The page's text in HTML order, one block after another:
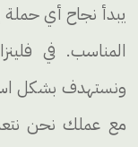
يبدأ نجاح أي حملة
المناسب. في
ونستهدف بشكل
مع عملك نحن